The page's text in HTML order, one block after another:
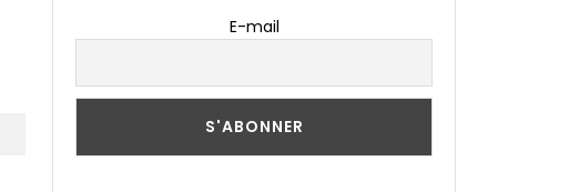
E-mail